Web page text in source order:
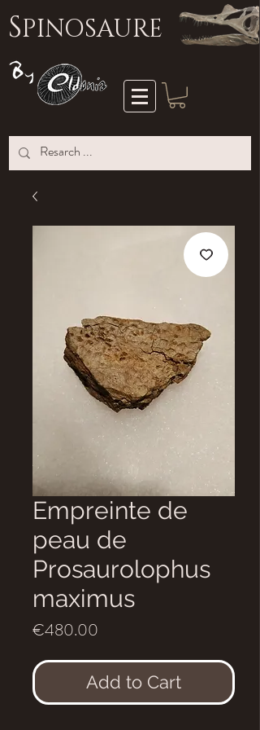
SPINOSAURE
Empreinte de
peau de
Prosaurolophus
maximus
€480.00
Add to Cart